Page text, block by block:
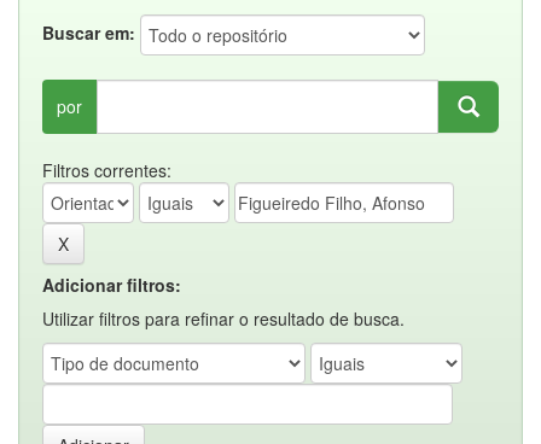
Buscar em:
por
Filtros correntes:
Adicionar filtros:
Utilizar filtros para refinar o resultado de busca.